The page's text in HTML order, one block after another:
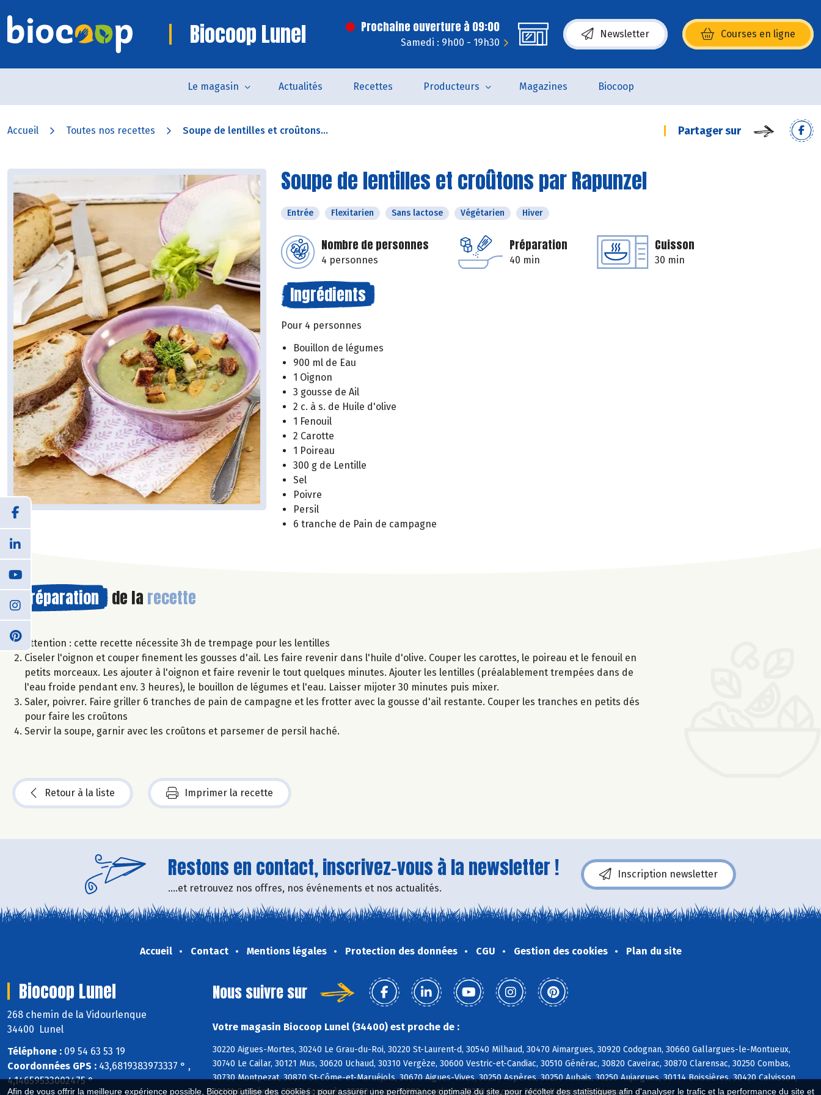
Afin de vous offrir la meilleure expérience possible, Biocoop utilise des cookies : pour assurer une performance optimale du site, pour récolter des statistiques afin d'analyser le trafic et la performance du site et
Biocoop Lunel Prochaine ouverture à 09:00
Samedi : 9h00 - 19h30
Newsletter Courses en ligne
(s’ouvre dans une nouvelle fenêtre)
Le magasin Actualités Recettes Producteurs Magazines Biocoop
Accueil Toutes nos recettes Soupe de lentilles et croûtons... Partager sur
Soupe de lentilles et croûtons par Rapunzel
Entrée Flexitarien Sans lactose Végétarien Hiver
Nombre de personnes
4 personnes
Préparation
40 min
Cuisson
30 min
Ingrédients
Pour 4 personnes
Bouillon de légumes
900 ml de Eau
1 Oignon
3 gousse de Ail
2 c. à s. de Huile d'olive
1 Fenouil
2 Carotte
1 Poireau
300 g de Lentille
Sel
Poivre
Persil
6 tranche de Pain de campagne
Préparation de la recette
Attention : cette recette nécessite 3h de trempage pour les lentilles
Ciseler l'oignon et couper finement les gousses d'ail. Les faire revenir dans l'huile d'olive. Couper les carottes, le poireau et le fenouil en
petits morceaux. Les ajouter à l'oignon et faire revenir le tout quelques minutes. Ajouter les lentilles (préalablement trempées dans de
l'eau froide pendant env. 3 heures), le bouillon de légumes et l'eau. Laisser mijoter 30 minutes puis mixer.
Saler, poivrer. Faire griller 6 tranches de pain de campagne et les frotter avec la gousse d'ail restante. Couper les tranches en petits dés
pour faire les croûtons
Servir la soupe, garnir avec les croûtons et parsemer de persil haché.
Retour à la liste Imprimer la recette
Restons en contact, inscrivez-vous à la newsletter !
....et retrouvez nos offres, nos événements et nos actualités.
Inscription newsletter
Accueil Contact Mentions légales Protection des données CGU Gestion des cookies Plan du site
Biocoop Lunel
268 chemin de la Vidourlenque
34400 Lunel
Téléphone : 09 54 63 53 19
Coordonnées GPS : 43,6819383973337 ° ,
4,14659533002475 °
Nous suivre sur
Votre magasin Biocoop Lunel (34400) est proche de :
30220 Aigues-Mortes, 30240 Le Grau-du-Roi, 30220 St-Laurent-d, 30540 Milhaud, 30470 Aimargues, 30920 Codognan, 30660 Gallargues-le-Montueux,
30740 Le Cailar, 30121 Mus, 30620 Uchaud, 30310 Vergèze, 30600 Vestric-et-Candiac, 30510 Générac, 30820 Caveirac, 30870 Clarensac, 30250 Combas,
30730 Montpezat, 30870 St-Côme-et-Maruéjols, 30670 Aigues-Vives, 30250 Aspères, 30250 Aubais, 30250 Aujargues, 30114 Boissières, 30420 Calvisson,
30111 Congénies, 30250 Fontanès, 30250 Junas, 30980 Langlade, 30250 Lecques, 30114 Nages-et-Solorgues